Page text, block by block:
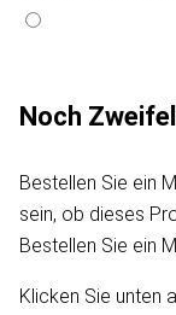
Noch
Bestellen Sie ein
sein, ob dieses
Bestellen Sie ein
Klicken Sie unten